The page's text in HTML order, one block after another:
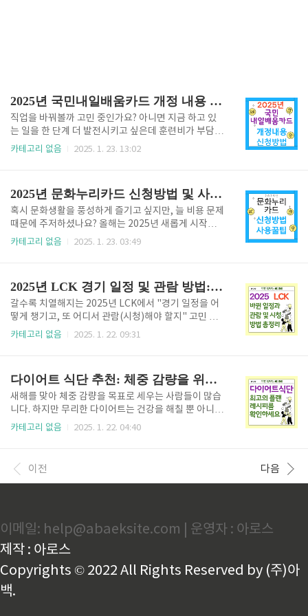
2025년 국민내일배움카드 개정 내용 및 신청방법(혜택, 꿀팁 공유)
직업을 바꿔볼까 고민 중인가요? 아니면 지금 하고 있
는 일을 한 단계 더 발전시키고 싶은데 훈련비가 부담스
러우신가요? 국민내일배움카드라는 이름은 들어봤지
변화를 맞이했습니다. 이번 포스팅에서는 달라진 주요
사항부터 신청 꿀팁까지, 국민내일배움카드를 200%
활용할 수 있는 방법을 알려드리겠습니다. 내일배움카
드 신청하기👆️ 1. 2025년 국민내일배움카드, 무엇이
달라졌을까? 올해는 직업훈련 지원이 더 넓고 깊어졌습
최대 300만 ..
카테고리 없음 2025. 1. 23. 13:02
2025년 문화누리카드 신청방법 및 사용꿀팁
혹시 문화생활을 풍성하게 즐기고 싶지만, 늘 비용 문제
때문에 주저하셨나요? 올해는 2025년 새롭게 시작되
는 문화누리카드가 여러분의 고민을 가볍게 덜어줄 겁
문화예술 활동을 이 카드로 마음껏 즐겨보세요. 그동안
꿈꿔왔던 문화생활, 이제 망설이지 말고 시작하실 수 있
습니다. 아래에서 지원 대상, 지원 금액, 사용 기한, 신청
방법 등 핵심 정보를 정리해 드릴 테니, 꼭 확인해 보시
기 바랍니다. 문화누리카드 신청하기👆️ 문화생활, 이
카테고리 없음 2025. 1. 23. 03:49
2025년 LCK 경기 일정 및 관람 방법: 새로운 여정의 시작
갈수록 치열해지는 2025년 LCK에서 "경기 일정을 어
떻게 챙기고, 또 어디서 관람(시청)해야 할지" 고민 중
이신가요? 이번 포스팅에서는 2025년 새롭게 변화한 L
가이드를 제시해 드리겠습니다. 2025 LCK 주요 일정
및 개최 장소 2025 LCK 예매하기👆️ 2025 LCK 경기일
정👆️ LCK 컵 일정: 2025년 1월 15일 ~ 2월 23일장소:
서울 종로 LoL 파크(LCK 아레나)티켓 구매 방법: 경기
시작 48시간 전부터 인터파크 및 공식 SNS 이벤트를
카테고리 없음 2025. 1. 22. 09:31
다이어트 식단 추천: 체중 감량을 위한 식단 플랜과 레시피
새해를 맞아 체중 감량을 목표로 세우는 사람들이 많습
니다. 하지만 무리한 다이어트는 건강을 해칠 뿐 아니라
요요 현상을 불러올 위험도 큽니다. 성공적인 체중 감량
질적인 도움이 되는 팁과 효과적인 식단 메뉴를 알려드
립니다. 베스트 남성 추천 식단 >> 베스트 여성 추천 식
키면 체중 감량이 훨씬 수월해질 것 입니다. 1. 칼로리
섭취와 소비의 균형을 맞추기 체중 감량의 기본 공식은
간단합니다. 섭취하는 칼로리보다 소비하는 칼로리가 ..
카테고리 없음 2025. 1. 22. 04:40
이전 다음
이메일: help@abaeksite.com | 운영자 : 아로스
제작 : 아로스
Copyrights © 2022 All Rights Reserved by (주)아
백.